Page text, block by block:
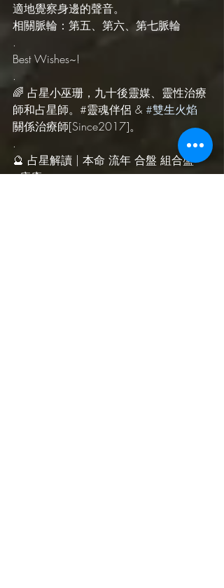
適地覺察身邊的聲音。
相關脈輪：第五、第六、第七脈輪
.
Best Wishes~!
.
🌈 占星小巫珊，九十後靈媒、靈性治療
師和占星師。#靈魂伴侶 & #雙生火焰
關係治療師[Since2017]。
.
🔮 占星解讀 | 本命 流年 合盤 組合盤
+療癒